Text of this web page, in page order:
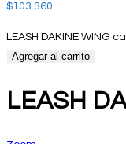
$103.360
LEASH DAKINE WING
Agregar al carrito
LEASH